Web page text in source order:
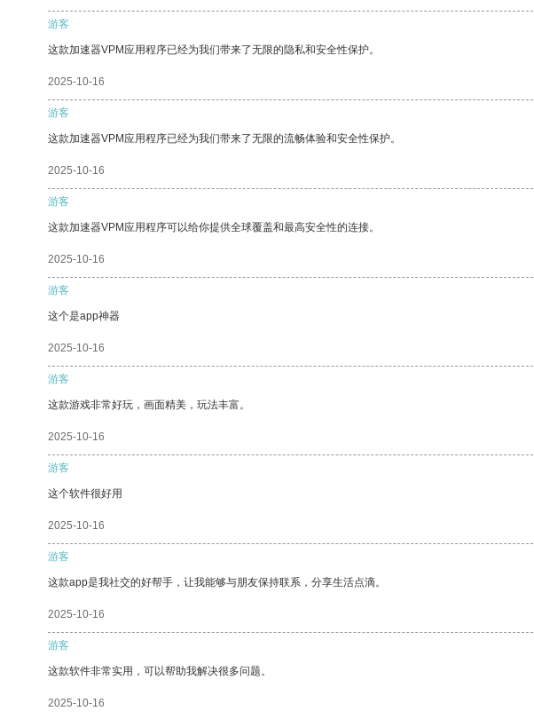
游客
这款加速器VPM应用程序已经为我们带来了无限的隐私和安全性保护。
2025-10-16
游客
这款加速器VPM应用程序已经为我们带来了无限的流畅体验和安全性保护。
2025-10-16
游客
这款加速器VPM应用程序可以给你提供全球覆盖和最高安全性的连接。
2025-10-16
游客
这个是app神器
2025-10-16
游客
这款游戏非常好玩，画面精美，玩法丰富。
2025-10-16
游客
这个软件很好用
2025-10-16
游客
这款app是我社交的好帮手，让我能够与朋友保持联系，分享生活点滴。
2025-10-16
游客
这款软件非常实用，可以帮助我解决很多问题。
2025-10-16